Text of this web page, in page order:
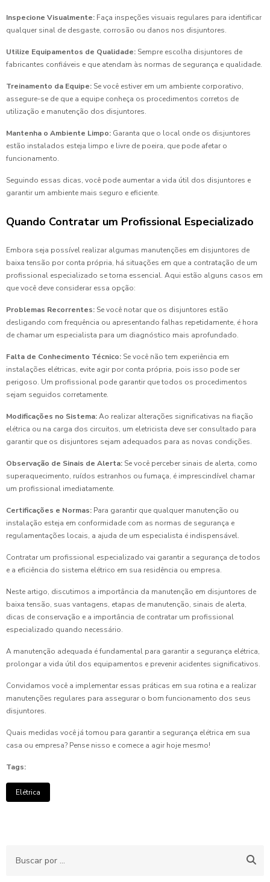
Inspecione Visualmente: Faça inspeções visuais regulares para identificar
qualquer sinal de desgaste, corrosão ou danos nos disjuntores.
Utilize Equipamentos de Qualidade: Sempre escolha disjuntores de
fabricantes confiáveis e que atendam às normas de segurança e qualidade.
Treinamento da Equipe: Se você estiver em um ambiente corporativo,
assegure-se de que a equipe conheça os procedimentos corretos de
utilização e manutenção dos disjuntores.
Mantenha o Ambiente Limpo: Garanta que o local onde os disjuntores
estão instalados esteja limpo e livre de poeira, que pode afetar o
funcionamento.
Seguindo essas dicas, você pode aumentar a vida útil dos disjuntores e
garantir um ambiente mais seguro e eficiente.
Quando Contratar um Profissional Especializado
Embora seja possível realizar algumas manutenções em disjuntores de
baixa tensão por conta própria, há situações em que a contratação de um
profissional especializado se torna essencial. Aqui estão alguns casos em
que você deve considerar essa opção:
Problemas Recorrentes: Se você notar que os disjuntores estão
desligando com frequência ou apresentando falhas repetidamente, é hora
de chamar um especialista para um diagnóstico mais aprofundado.
Falta de Conhecimento Técnico: Se você não tem experiência em
instalações elétricas, evite agir por conta própria, pois isso pode ser
perigoso. Um profissional pode garantir que todos os procedimentos
sejam seguidos corretamente.
Modificações no Sistema:Ao realizar alterações significativas na fiação
elétrica ou na carga dos circuitos, um eletricista deve ser consultado para
garantir que os disjuntores sejam adequados para as novas condições.
Observação de Sinais de Alerta: Se você perceber sinais de alerta, como
superaquecimento, ruídos estranhos ou fumaça, é imprescindível chamar
um profissional imediatamente.
Certificações e Normas: Para garantir que qualquer manutenção ou
instalação esteja em conformidade com as normas de segurança e
regulamentações locais, a ajuda de um especialista é indispensável.
Contratar um profissional especializado vai garantir a segurança de todos
e a eficiência do sistema elétrico em sua residência ou empresa.
Neste artigo, discutimos a importância da manutenção em disjuntores de
baixa tensão, suas vantagens, etapas de manutenção, sinais de alerta,
dicas de conservação e a importância de contratar um profissional
especializado quando necessário.
A manutenção adequada é fundamental para garantir a segurança elétrica,
prolongar a vida útil dos equipamentos e prevenir acidentes significativos.
Convidamos você a implementar essas práticas em sua rotina e a realizar
manutenções regulares para assegurar o bom funcionamento dos seus
disjuntores.
Quais medidas você já tomou para garantir a segurança elétrica em sua
casa ou empresa? Pense nisso e comece a agir hoje mesmo!
Tags:
Elétrica